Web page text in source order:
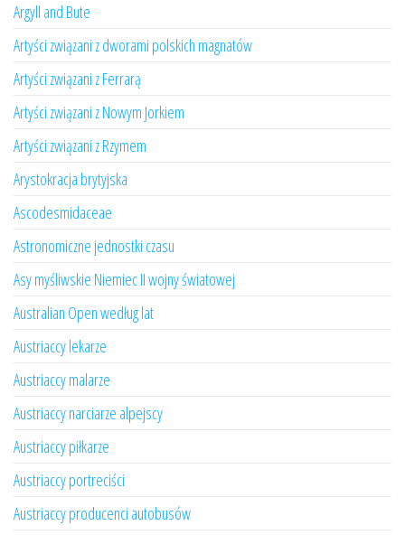
Argyll and Bute
Artyści związani z dworami polskich magnatów
Artyści związani z Ferrarą
Artyści związani z Nowym Jorkiem
Artyści związani z Rzymem
Arystokracja brytyjska
Ascodesmidaceae
Astronomiczne jednostki czasu
Asy myśliwskie Niemiec II wojny światowej
Australian Open według lat
Austriaccy lekarze
Austriaccy malarze
Austriaccy narciarze alpejscy
Austriaccy piłkarze
Austriaccy portreciści
Austriaccy producenci autobusów